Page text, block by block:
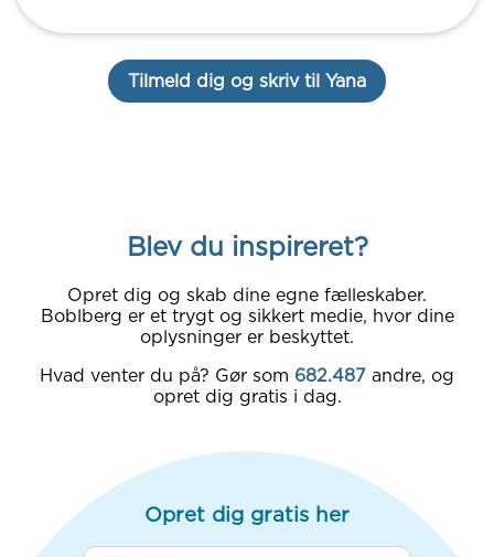
Tilmeld dig og skriv til Yana
Blev du inspireret?
Opret dig og skab dine egne fælleskaber.
Boblberg er et trygt og sikkert medie, hvor dine
oplysninger er beskyttet.
Hvad venter du på? Gør som 682.487 andre, og
opret dig gratis i dag.
Opret dig gratis her